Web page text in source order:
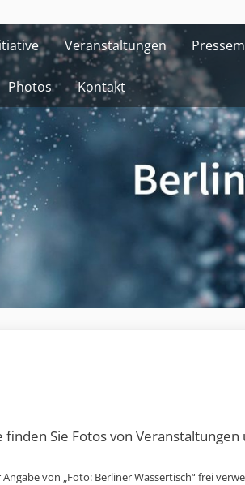
Veranstaltungen
Photos Kontakt
finden Sie Fotos von
von „Foto: Berliner Wassertisch“ frei